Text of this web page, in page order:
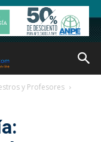
y Profesores